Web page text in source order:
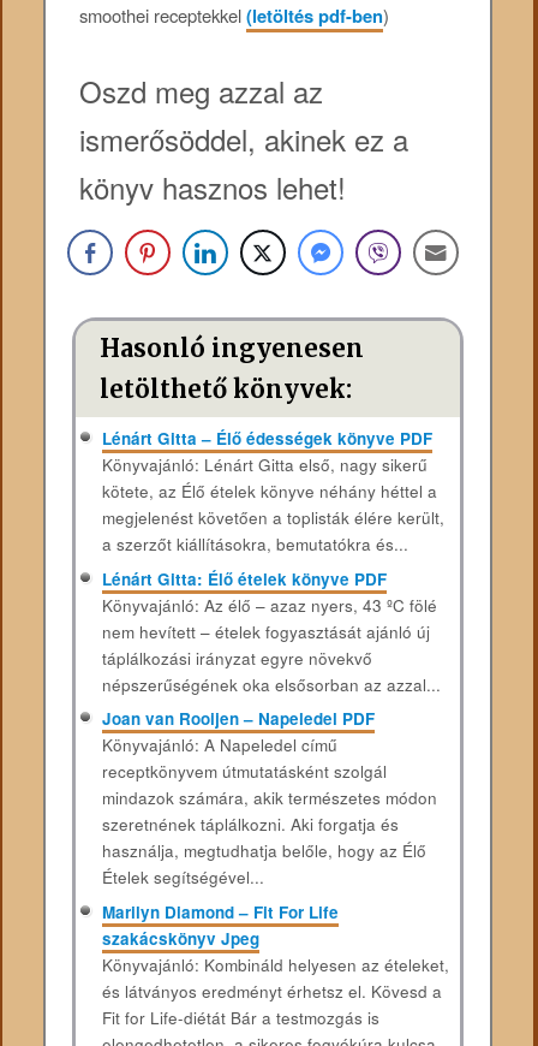
smoothei receptekkel(letöltés pdf-ben)
Oszd meg azzal az
ismerősöddel, akinek ez a
könyv hasznos lehet!
Hasonló ingyenesen
letölthető könyvek:
Lénárt Gitta – Élő édességek könyve PDF
Könyvajánló: Lénárt Gitta első, nagy sikerű
kötete, az Élő ételek könyve néhány héttel a
megjelenést követően a toplisták élére került,
a szerzőt kiállításokra, bemutatókra és...
Lénárt Gitta: Élő ételek könyve PDF
Könyvajánló: Az élő – azaz nyers, 43 ºC fölé
nem hevített – ételek fogyasztását ajánló új
táplálkozási irányzat egyre növekvő
népszerűségének oka elsősorban az azzal...
Joan van Rooijen – Napeledel PDF
Könyvajánló: A Napeledel című
receptkönyvem útmutatásként szolgál
mindazok számára, akik természetes módon
szeretnének táplálkozni. Aki forgatja és
használja, megtudhatja belőle, hogy az Élő
Ételek segítségével...
Marilyn Diamond – Fit For Life
szakácskönyv Jpeg
Könyvajánló: Kombináld helyesen az ételeket,
és látványos eredményt érhetsz el. Kövesd a
Fit for Life-diétát Bár a testmozgás is